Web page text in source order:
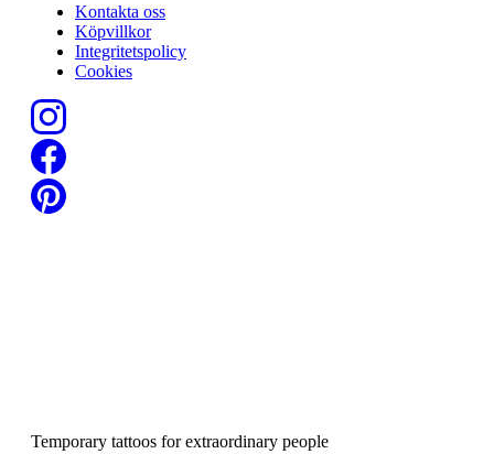
Kontakta oss
Köpvillkor
Integritetspolicy
Cookies
Temporary tattoos for extraordinary people